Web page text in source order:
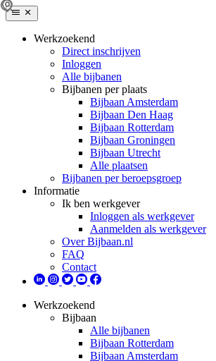
Werkzoekend
Direct inschrijven
Inloggen
Alle bijbanen
Bijbanen per plaats
Bijbaan Amsterdam
Bijbaan Den Haag
Bijbaan Rotterdam
Bijbaan Groningen
Bijbaan Utrecht
Alle plaatsen
Bijbanen per beroepsgroep
Informatie
Ik ben werkgever
Inloggen als werkgever
Aanmelden als werkgever
Over Bijbaan.nl
FAQ
Contact
Werkzoekend
Bijbaan
Alle bijbanen
Bijbaan Rotterdam
Bijbaan Amsterdam